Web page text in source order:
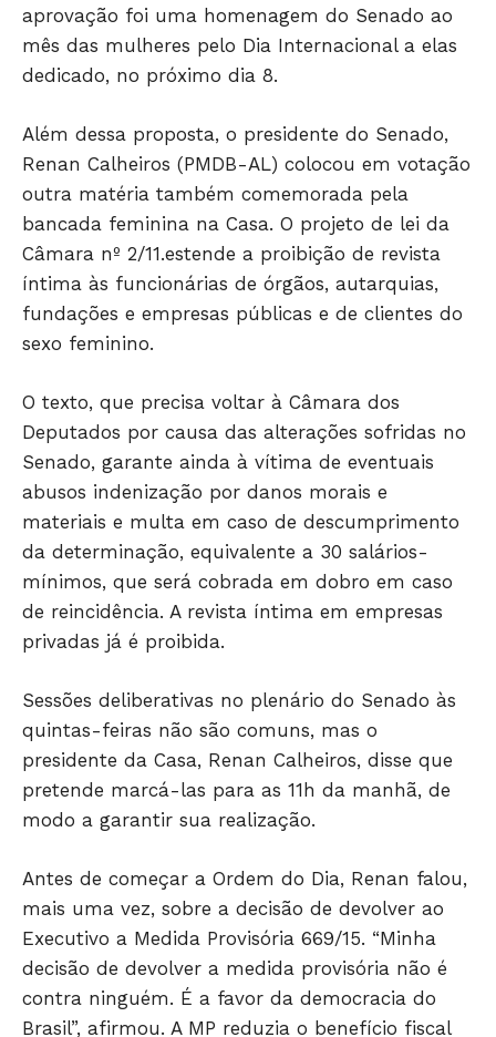
Só Notícias
JUNTE-SE NO WHATSAPP
POLÍTICA
POLÍCIA
ESPORTES
ECONOMIA
OPINIÃO
aprovação foi uma homenagem do Senado ao
mês das mulheres pelo Dia Internacional a elas
dedicado, no próximo dia 8.
Além dessa proposta, o presidente do Senado,
Renan Calheiros (PMDB-AL) colocou em votação
outra matéria também comemorada pela
bancada feminina na Casa. O projeto de lei da
Câmara nº 2/11.estende a proibição de revista
íntima às funcionárias de órgãos, autarquias,
fundações e empresas públicas e de clientes do
sexo feminino.
O texto, que precisa voltar à Câmara dos
Deputados por causa das alterações sofridas no
Senado, garante ainda à vítima de eventuais
abusos indenização por danos morais e
materiais e multa em caso de descumprimento
da determinação, equivalente a 30 salários-
mínimos, que será cobrada em dobro em caso
de reincidência. A revista íntima em empresas
privadas já é proibida.
Sessões deliberativas no plenário do Senado às
quintas-feiras não são comuns, mas o
presidente da Casa, Renan Calheiros, disse que
pretende marcá-las para as 11h da manhã, de
modo a garantir sua realização.
Antes de começar a Ordem do Dia, Renan falou,
mais uma vez, sobre a decisão de devolver ao
Executivo a Medida Provisória 669/15. “Minha
decisão de devolver a medida provisória não é
contra ninguém. É a favor da democracia do
Brasil”, afirmou. A MP reduzia o benefício fiscal